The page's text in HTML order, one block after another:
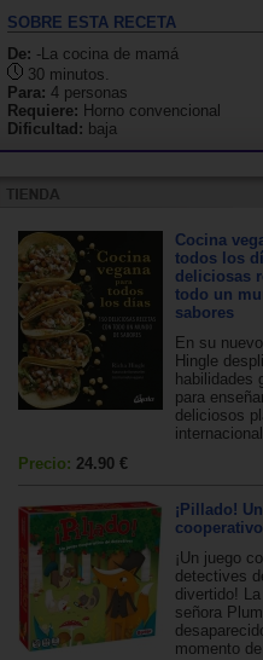
SOBRE ESTA RECETA
De: -La cocina de mamá
30 minutos.
Para: 4 personas
Requiere: Horno convencional
Dificultad: baja
Cocina
todos los
deliciosas
todo un
sabores
En su
Hingle
habilidades
para
deliciosos
Precio: 24.90 €
¡Pillado!
¡Un juego
detectives
divertido!
señora
momento